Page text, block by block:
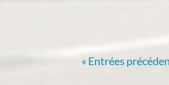
« Entrées